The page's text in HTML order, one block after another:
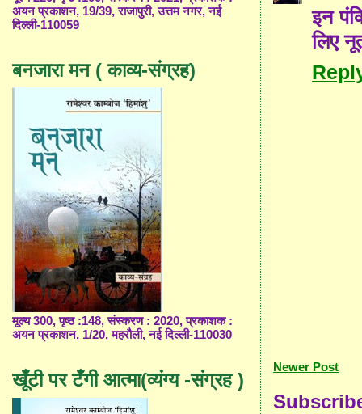
इन
लिए
Newer Post
अयन प्रकाशन, 19/39, राजापुरी, उत्तम नगर, नई
दिल्ली-110059
बनजारा मन ( काव्य-संग्रह)
मूल्य 300, पृष्ठ :148, संस्करण : 2020, प्रकाशक :
अयन प्रकाशन, 1/20, महरौली, नई दिल्ली-110030
खूँटी पर टँगी आत्मा(व्यंग्य -संग्रह )